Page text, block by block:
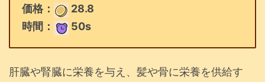
価格：
28.8
時間：
50s
肝臓や腎臓に栄養を与え、髪や骨に栄養を供給す